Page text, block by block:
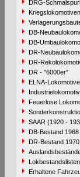
DRG-
Kriegslokomotiven
DB-
DB-
DR-
DR-
DR - "6000er"
ELNA-
Feuerlose
SAAR (1920 -
DB-Bestand 1968
DR-Bestand 1970
Lokbestandslisten
Erhaltene